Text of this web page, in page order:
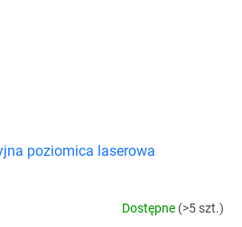
poziomica laserowa
Dostępne (>5 szt.)